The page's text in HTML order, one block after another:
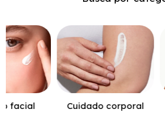
facial Cuidado corporal